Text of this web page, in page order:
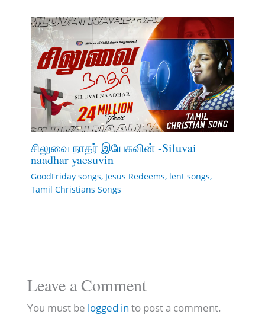
சிலுவை நாதர் இயேசுவின் -Siluvai
naadhar yaesuvin
GoodFriday songs, Jesus Redeems, lent songs,
Tamil Christians Songs
Leave a Comment
You must be logged in to post a comment.